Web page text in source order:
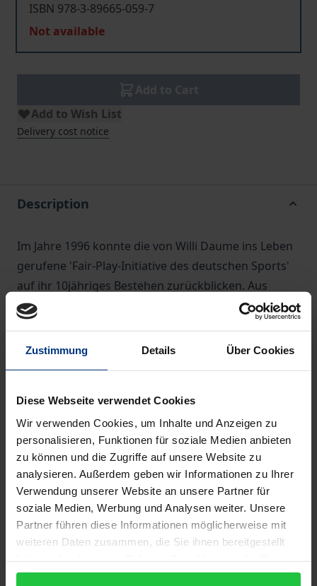
Zustimmung Details Über Cookies
Diese Webseite verwendet Cookies
Wir verwenden Cookies, um Inhalte und Anzeigen zu
personalisieren, Funktionen für soziale Medien anbieten
zu können und die Zugriffe auf unsere Website zu
analysieren. Außerdem geben wir Informationen zu Ihrer
Verwendung unserer Website an unsere Partner für
soziale Medien, Werbung und Analysen weiter. Unsere
Partner führen diese Informationen möglicherweise mit
weiteren Daten zusammen, die Sie ihnen bereitgestellt
gesammelt haben.
ISBN 978-3-89665-059-7
Not available
Add to Wish List
Delivery cost notice
Description
Im Jahre 1996 konnte die von Willi Daume ins Leben
gerufene 'Fair-Play-Initiative des deutschen Sports'
auf ihr 10jähriges Bestehen zurückblicken. Aus
diesem Anlaß haben die Autoren - einem wiederholt
an sie herangetragenen Wunsch folgend - eine
Presse-Dokumentation erstellt. Sie ist ein Spiegelbild
Deutschen Olympischen Gesellschaft bisher
gegangen ist, macht die verschiedenen
Aktionsformen und thematischen Schwerpunkte
deutlich und erlaubt interessante Rückschlüsse
darauf, wie die Initiative von der öffentlichen und
veröffentlichten Meinung bisher wahrgenommen
wurde.
Obwohl das Verzeichnis fast 5000